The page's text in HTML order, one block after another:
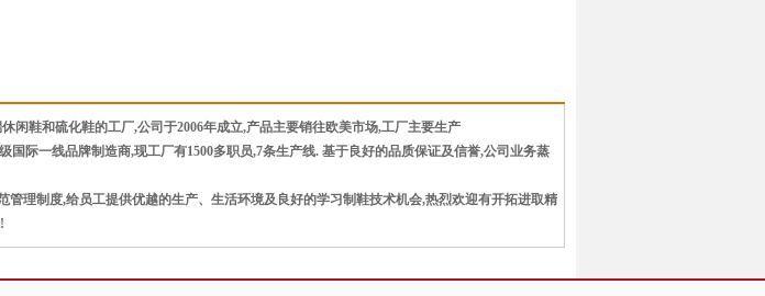
闲鞋和硫化鞋的工厂,公司于2006年成立,产品主要销往欧美市场,工厂主要生产
际一线品牌制造商,现工厂有1500多职员,7条生产线. 基于良好的品质保证及信誉,公司业务蒸
理制度,给员工提供优越的生产、生活环境及良好的学习制鞋技术机会,热烈欢迎有开拓进取精